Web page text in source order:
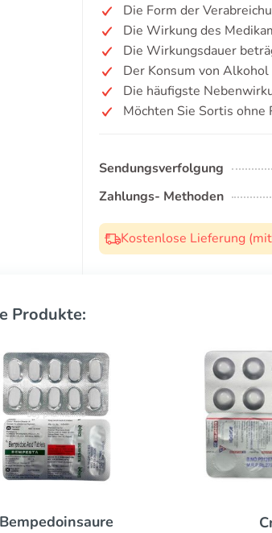
Die Form der
Die Wirkung des
Die Wirkungsdauer
Der Konsum von
Die häufigste
Möchten Sie Sortis ohne
Sendungsverfolgung
Zahlungs- Methoden
Kostenlose Lieferung
Produkte:
Crestor